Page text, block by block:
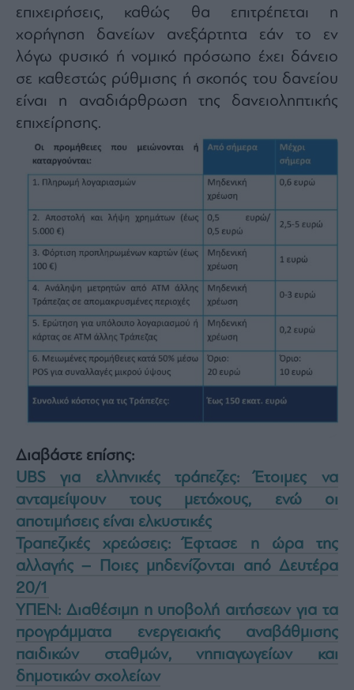
επιχειρήσεις, καθώς θα επιτρέπεται η
χορήγηση δανείων ανεξάρτητα εάν το εν
λόγω φυσικό ή νομικό πρόσωπο έχει δάνειο
σε καθεστώς ρύθμισης ή σκοπός του δανείου
είναι η αναδιάρθρωση της δανειοληπτικής
επιχείρησης.
Διαβάστε επίσης:
UBS για ελληνικές τράπεζες: Έτοιμες να
ανταμείψουν τους μετόχους, ενώ οι
αποτιμήσεις είναι ελκυστικές
Τραπεζικές χρεώσεις: Έφτασε η ώρα της
αλλαγής – Ποιες μηδενίζονται από Δευτέρα
20/1
ΥΠΕΝ: Διαθέσιμη η υποβολή αιτήσεων για τα
προγράμματα ενεργειακής αναβάθμισης
παιδικών σταθμών, νηπιαγωγείων και
δημοτικών σχολείων